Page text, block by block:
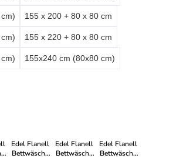
155 x 200 + 80 x 80 cm
155 x 220 + 80 x 80 cm
155x240 cm (80x80 cm)
Edel Flanell
Bettwäsche
Edel Flanell
Bettwäsche
Edel Flanell
Bettwäsche